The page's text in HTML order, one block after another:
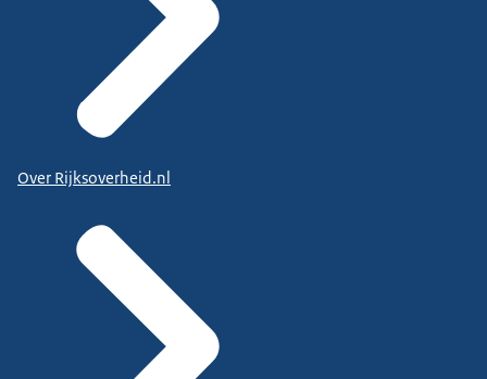
Over Rijksoverheid.nl